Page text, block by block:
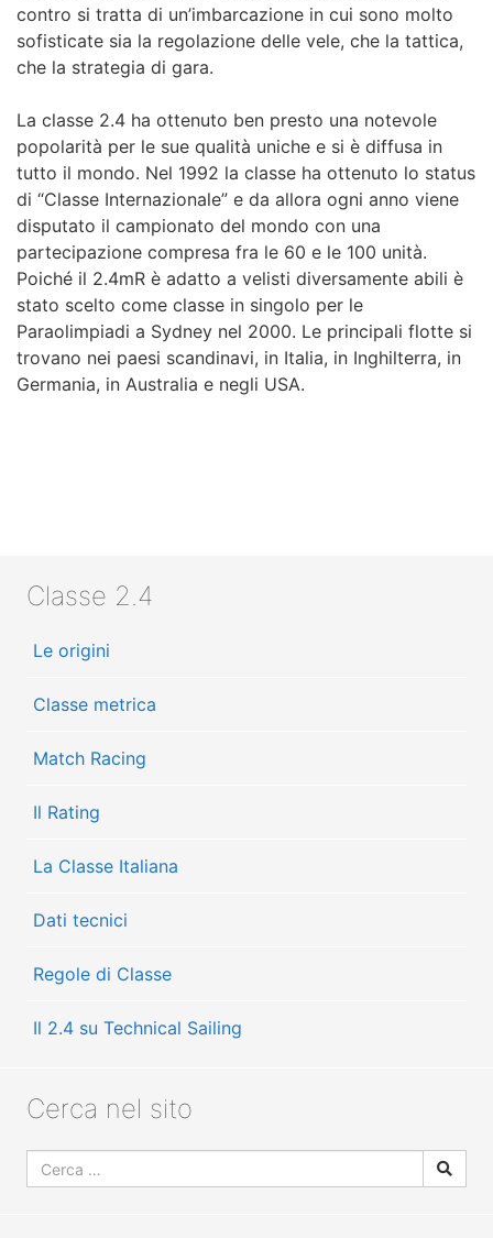
contro si tratta di un’imbarcazione in cui sono molto
sofisticate sia la regolazione delle vele, che la tattica,
che la strategia di gara.
La classe 2.4 ha ottenuto ben presto una notevole
popolarità per le sue qualità uniche e si è diffusa in
tutto il mondo. Nel 1992 la classe ha ottenuto lo status
di “Classe Internazionale” e da allora ogni anno viene
disputato il campionato del mondo con una
partecipazione compresa fra le 60 e le 100 unità.
Poiché il 2.4mR è adatto a velisti diversamente abili è
stato scelto come classe in singolo per le
Paraolimpiadi a Sydney nel 2000. Le principali flotte si
trovano nei paesi scandinavi, in Italia, in Inghilterra, in
Germania, in Australia e negli USA.
Classe 2.4
Le origini
Classe metrica
Match Racing
Il Rating
La Classe Italiana
Dati tecnici
Regole di Classe
Il 2.4 su Technical Sailing
Cerca nel sito